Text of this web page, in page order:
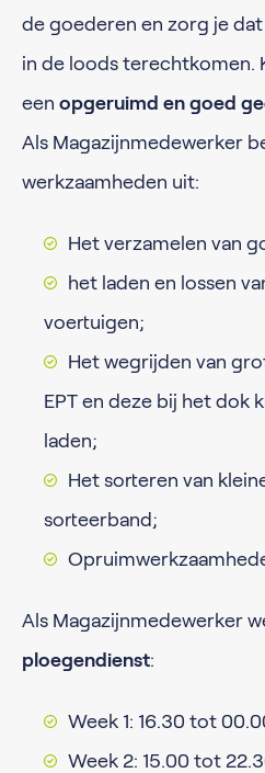
de goederen en zorg je
in de loods terechtkomen.
een opgeruimd en goed
Als Magazijnmedewerker
werkzaamheden uit:
Het verzamelen van
het laden en lossen
voertuigen;
Het wegrijden van
EPT en deze bij het dok
laden;
Het sorteren van
sorteerband;
Als Magazijnmedewerker
ploegendienst:
Week 1: 16.30 tot
Week 2: 15.00 tot